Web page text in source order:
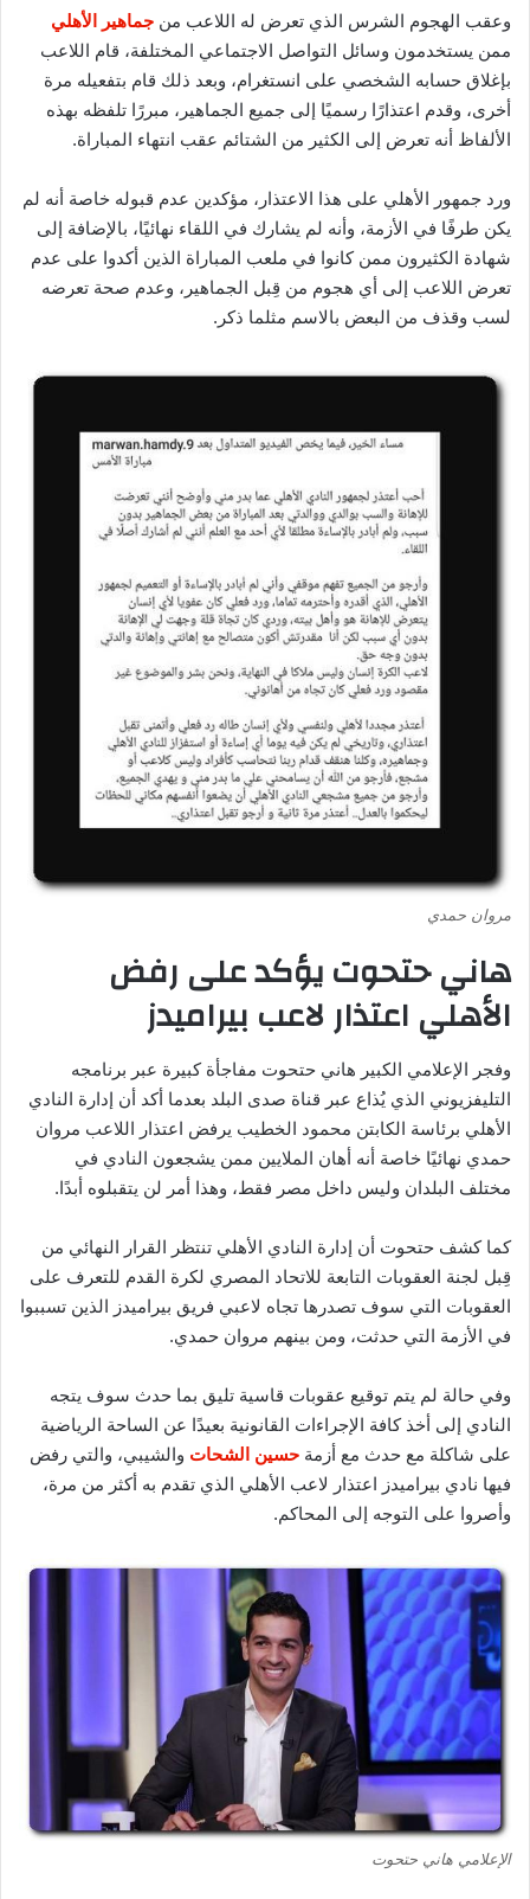
وعقب الهجوم الشرس الذي تعرض له اللاعب من جماهير الأهلي
ممن يستخدمون وسائل التواصل الاجتماعي المختلفة، قام اللاعب
بإغلاق حسابه الشخصي على انستغرام، وبعد ذلك قام بتفعيله مرة
أخرى، وقدم اعتذارًا رسميًا إلى جميع الجماهير، مبررًا تلفظه بهذه
الألفاظ أنه تعرض إلى الكثير من الشتائم عقب انتهاء المباراة.
ورد جمهور الأهلي على هذا الاعتذار، مؤكدين عدم قبوله خاصة أنه لم
يكن طرفًا في الأزمة، وأنه لم يشارك في اللقاء نهائيًا، بالإضافة إلى
شهادة الكثيرون ممن كانوا في ملعب المباراة الذين أكدوا على عدم
تعرض اللاعب إلى أي هجوم من قِبل الجماهير، وعدم صحة تعرضه
لسب وقذف من البعض بالاسم مثلما ذكر.
مروان حمدي
هاني حتحوت يؤكد على رفض
الأهلي اعتذار لاعب بيراميدز
وفجر الإعلامي الكبير هاني حتحوت مفاجأة كبيرة عبر برنامجه
التليفزيوني الذي يُذاع عبر قناة صدى البلد بعدما أكد أن إدارة النادي
الأهلي برئاسة الكابتن محمود الخطيب يرفض اعتذار اللاعب مروان
حمدي نهائيًا خاصة أنه أهان الملايين ممن يشجعون النادي في
مختلف البلدان وليس داخل مصر فقط، وهذا أمر لن يتقبلوه أبدًا.
كما كشف حتحوت أن إدارة النادي الأهلي تنتظر القرار النهائي من
قِبل لجنة العقوبات التابعة للاتحاد المصري لكرة القدم للتعرف على
العقوبات التي سوف تصدرها تجاه لاعبي فريق بيراميدز الذين تسببوا
في الأزمة التي حدثت، ومن بينهم مروان حمدي.
وفي حالة لم يتم توقيع عقوبات قاسية تليق بما حدث سوف يتجه
النادي إلى أخذ كافة الإجراءات القانونية بعيدًا عن الساحة الرياضية
على شاكلة مع حدث مع أزمة حسين الشحات والشيبي، والتي رفض
فيها نادي بيراميدز اعتذار لاعب الأهلي الذي تقدم به أكثر من مرة،
وأصروا على التوجه إلى المحاكم.
الإعلامي هاني حتحوت